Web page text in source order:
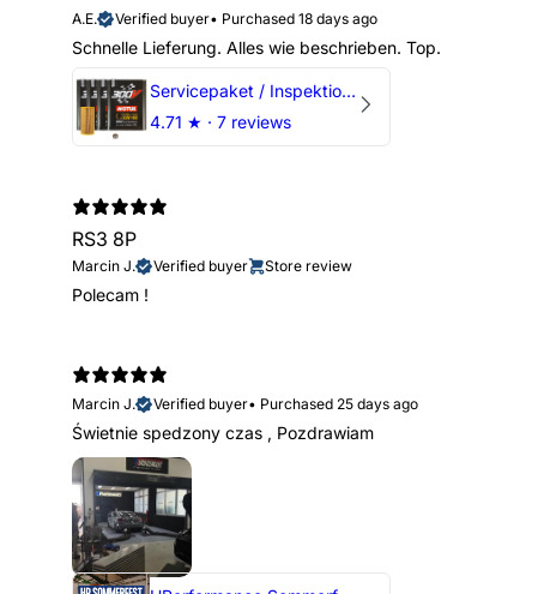
A.E.
Verified buyer• Purchased 18 days ago
Schnelle Lieferung. Alles wie beschrieben. Top.
Servicepaket / Inspektionspaket 1 mit Motul 300V 5W40 - 5W50 für alle 2.5 TFSI Modelle
4.71 ★ · 7 reviews
RS3 8P
Marcin J. Verified buyer Store review
Polecam !
Marcin J.
Verified buyer• Purchased 25 days ago
Świetnie spedzony czas , Pozdrawiam